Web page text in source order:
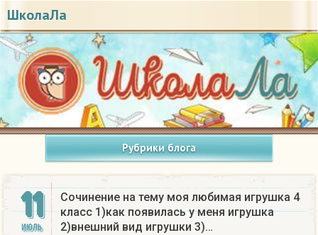
ШколаЛа
Рубрики блога
11
ИЮЛЬ
Сочинение на тему моя любимая игрушка 4
класс 1)как появилась у меня игрушка
2)внешний вид игрушки 3)…